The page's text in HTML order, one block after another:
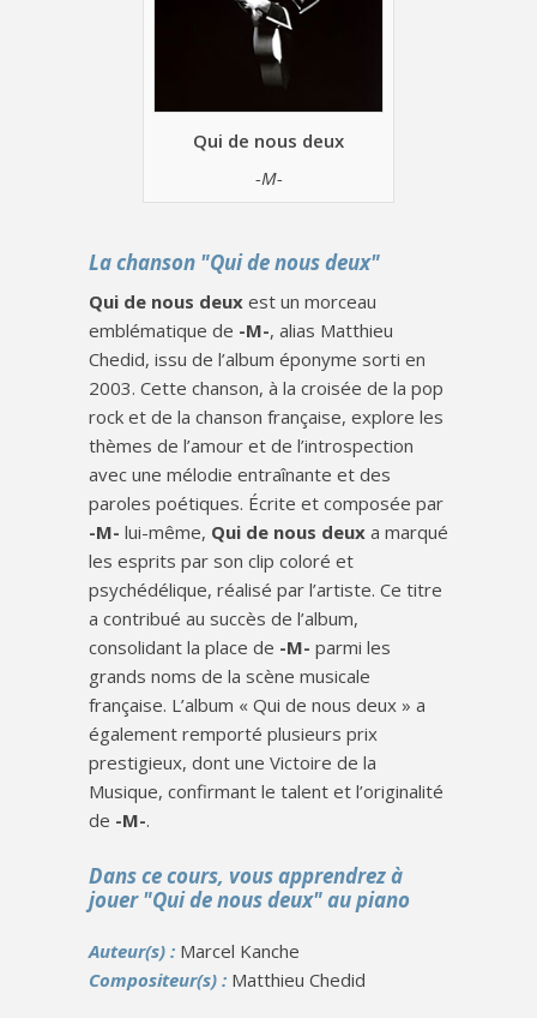
Qui de nous deux
-M-
La chanson "Qui de nous deux"
Qui de nous deux est un morceau
emblématique de -M-, alias Matthieu
Chedid, issu de l’album éponyme sorti en
2003. Cette chanson, à la croisée de la pop
rock et de la chanson française, explore les
thèmes de l’amour et de l’introspection
avec une mélodie entraînante et des
paroles poétiques. Écrite et composée par
-M- lui-même, Qui de nous deux a marqué
les esprits par son clip coloré et
psychédélique, réalisé par l’artiste. Ce titre
a contribué au succès de l’album,
consolidant la place de -M- parmi les
grands noms de la scène musicale
française. L’album « Qui de nous deux » a
également remporté plusieurs prix
prestigieux, dont une Victoire de la
Musique, confirmant le talent et l’originalité
de -M-.
Dans ce cours, vous apprendrez à
jouer "Qui de nous deux" au piano
Auteur(s) : Marcel Kanche
Compositeur(s) : Matthieu Chedid